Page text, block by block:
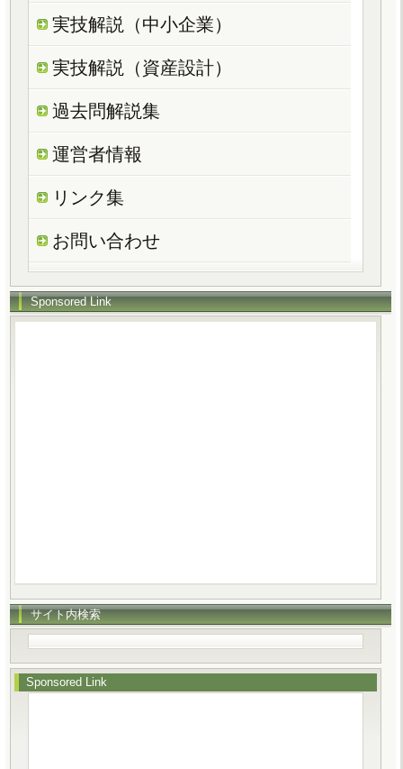
実技解説（中小企業）
実技解説（資産設計）
過去問解説集
運営者情報
リンク集
お問い合わせ
Sponsored Link
サイト内検索
Sponsored Link